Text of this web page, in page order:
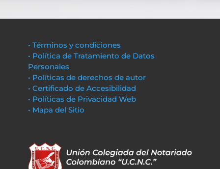
• Términos y condiciones
• Política de Tratamiento de Datos
Personales
• Políticas de derechos de autor
• Certificado de Accesibilidad
• Políticas de Privacidad Web
• Mapa del Sitio